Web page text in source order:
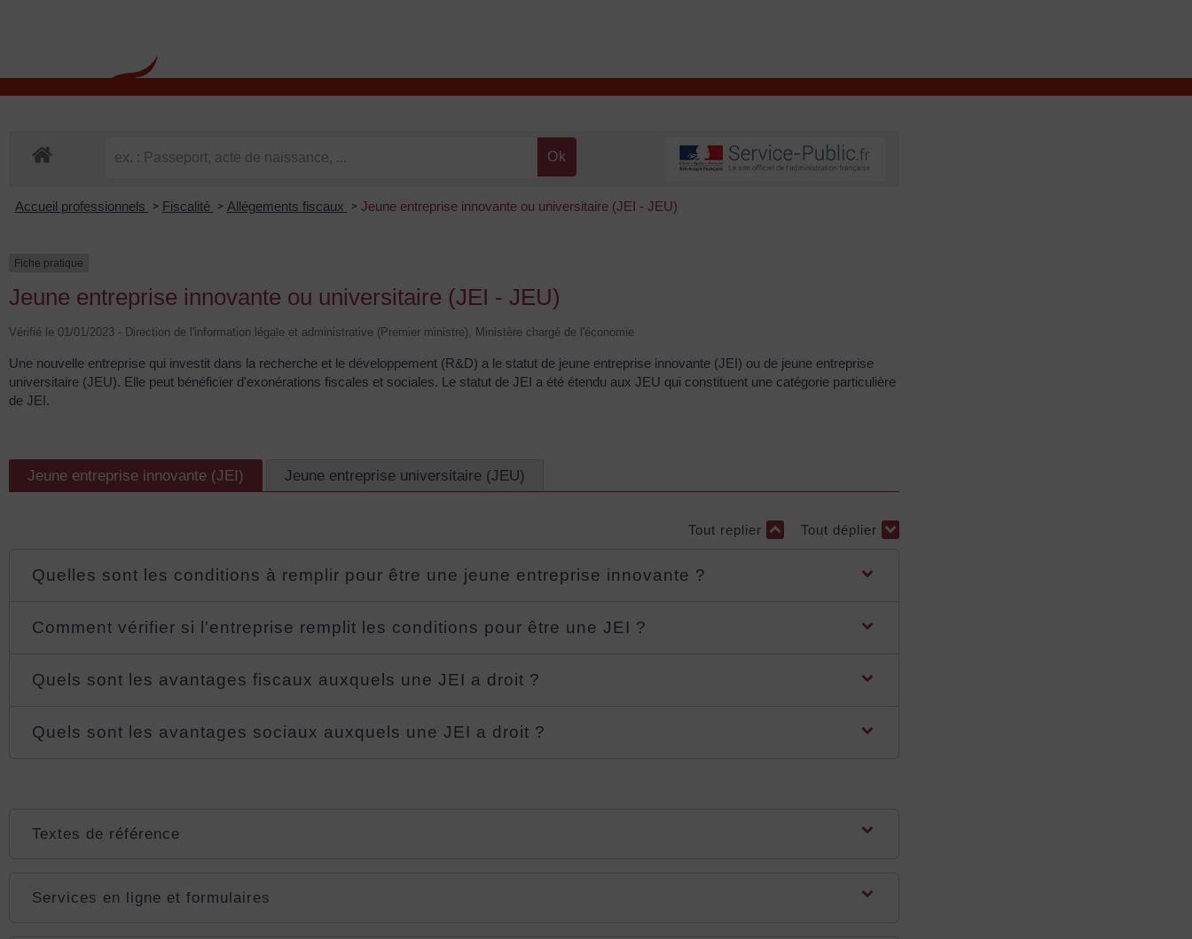
Accueil professionnels > Fiscalité > Allégements fiscaux > Jeune entreprise innovante ou universitaire (JEI - JEU)
Fiche pratique
Jeune entreprise innovante ou universitaire (JEI - JEU)
Vérifié le 01/01/2023 - Direction de l'information légale et administrative (Premier ministre), Ministère chargé de l'économie
Une nouvelle entreprise qui investit dans la recherche et le développement (R&D) a le statut de jeune entreprise innovante (JEI) ou de jeune entreprise
universitaire (JEU). Elle peut bénéficier d'exonérations fiscales et sociales. Le statut de JEI a été étendu aux JEU qui constituent une catégorie particulière
de JEI.
Jeune entreprise innovante (JEI) Jeune entreprise universitaire (JEU)
Tout replier Tout déplier
Quelles sont les conditions à remplir pour être une jeune entreprise innovante ?
Comment vérifier si l'entreprise remplit les conditions pour être une JEI ?
Quels sont les avantages fiscaux auxquels une JEI a droit ?
Quels sont les avantages sociaux auxquels une JEI a droit ?
Textes de référence
Services en ligne et formulaires